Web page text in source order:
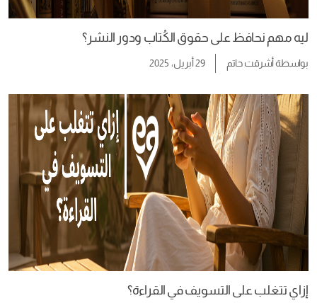
ليه مهم نحافظ على حقوق الكُتاب ودور النشر؟
بواسطةأشرقت حاتم 29 أبريل، 2025
إزاي تتغلب على التسويف في القراءة؟